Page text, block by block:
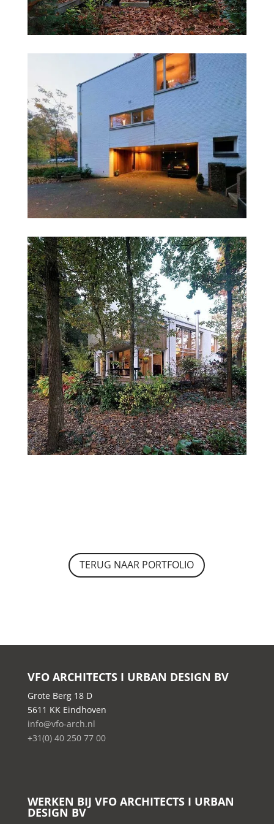
TERUG NAAR PORTFOLIO
VFO ARCHITECTS I URBAN DESIGN BV
Grote Berg 18 D
5611 KK Eindhoven
info@vfo-arch.nl
+31(0) 40 250 77 00
WERKEN BIJ VFO ARCHITECTS I URBAN
DESIGN BV